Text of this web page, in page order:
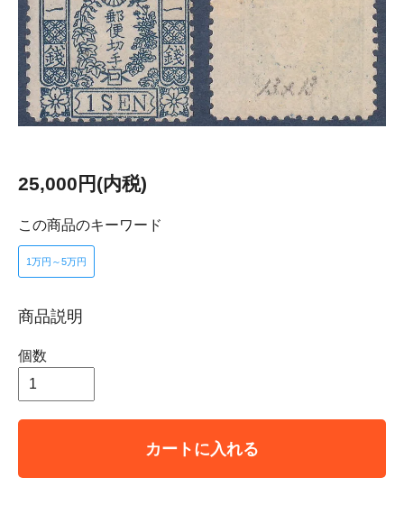
25,000円(内税)
この商品のキーワード
1万円～5万円
商品説明
個数
カートに入れる